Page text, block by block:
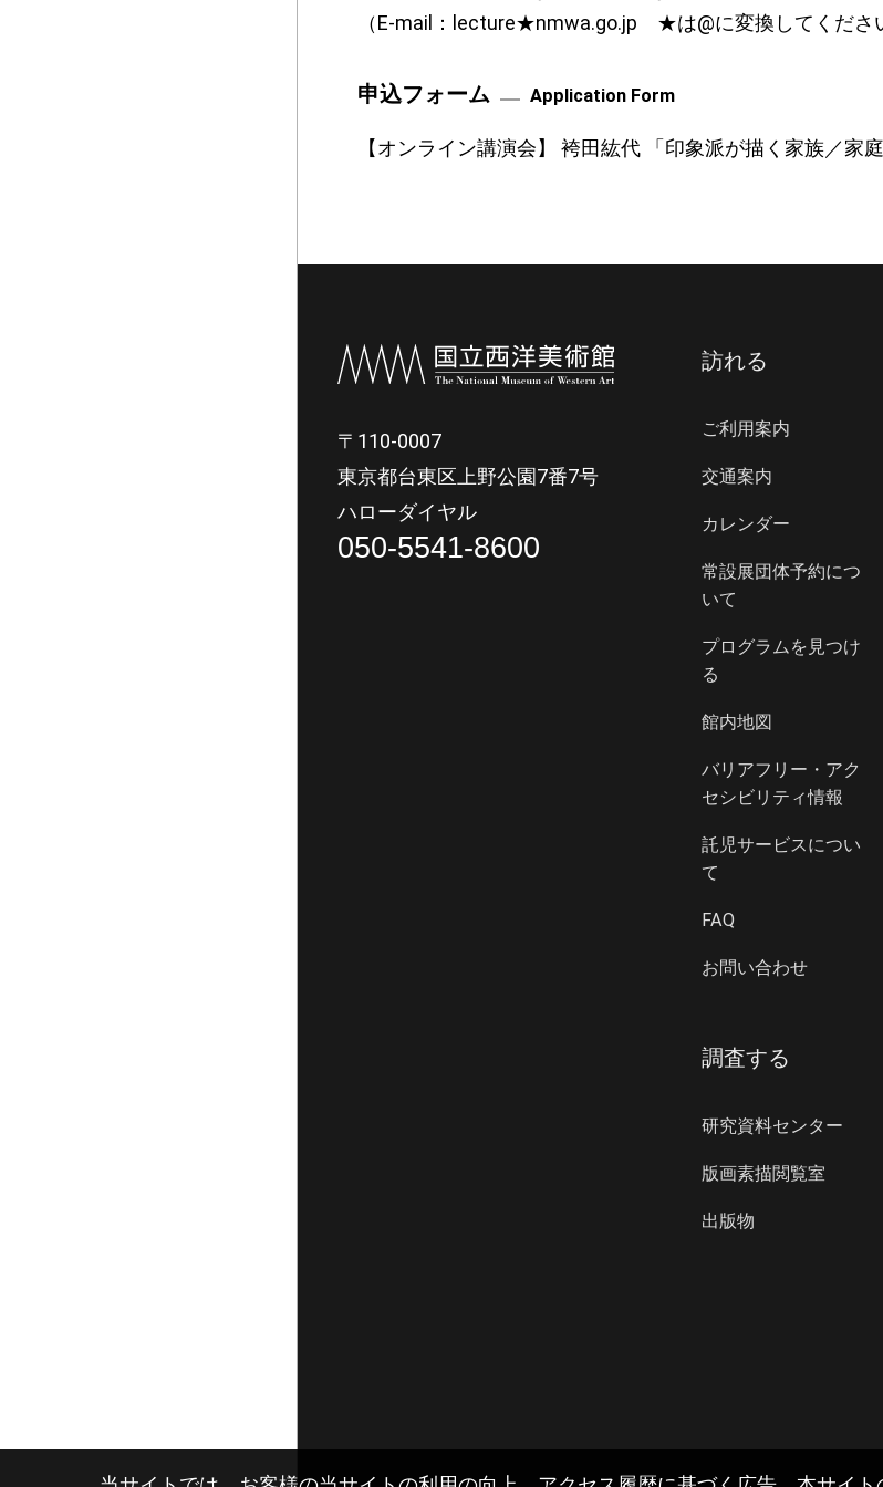
（E-mail：lecture★nmwa.go.jp ★は@に変換してくださ
申込フォーム Application Form
【オンライン講演会】 袴田紘代 「印象派が描く家族／家
〒110-0007
東京都台東区上野公園7番7号
ハローダイヤル
050-5541-8600
訪れる
ご利用案内
交通案内
カレンダー
常設展団体予約につ
いて
プログラムを見つけ
る
館内地図
バリアフリー・アク
セシビリティ情報
託児サービスについ
て
FAQ
お問い合わせ
調査する
研究資料センター
版画素描閲覧室
出版物